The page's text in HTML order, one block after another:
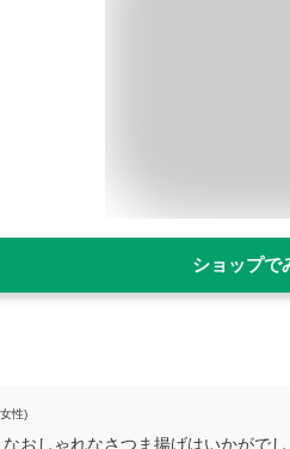
ショップで
性)
なおしゃれなさつま揚げはいかがで